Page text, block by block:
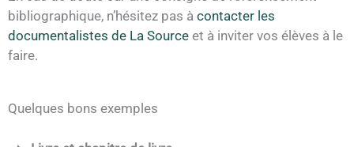
bibliographique, n’hésitez pas à contacter les
documentalistes de La Source et à inviter vos élèves à le
faire.
Quelques bons exemples